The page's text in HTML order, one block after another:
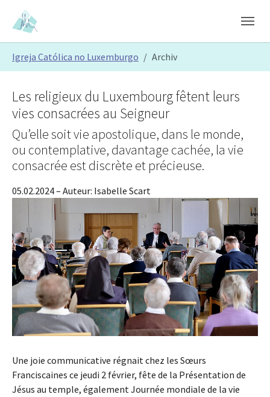
Skip to main content
Skip to page footer
Igreja Católica no Luxemburgo Archiv
Les religieux du Luxembourg fêtent leurs
vies consacrées au Seigneur
Qu’elle soit vie apostolique, dans le monde,
ou contemplative, davantage cachée, la vie
consacrée est discrète et précieuse.
05.02.2024– Auteur: Isabelle Scart
Une joie communicative régnait chez les Sœurs
Franciscaines ce jeudi 2 février, fête de la Présentation de
Jésus au temple, également Journée mondiale de la vie